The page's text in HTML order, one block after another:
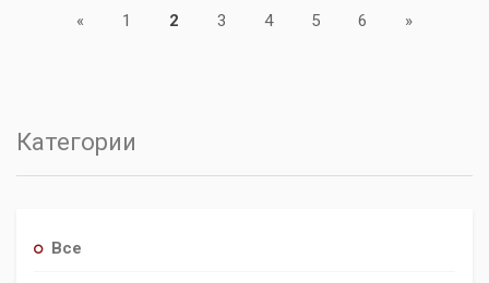
« Previous
1 2 3 4 5 6 »Next
Категории
Все